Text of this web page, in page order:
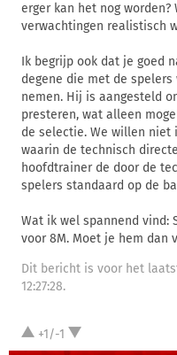
erger kan het nog
verwachtingen realistisch
Ik begrijp ook dat je goed
degene die met de
nemen. Hij is aangesteld
presteren, wat alleen
de selectie. We willen
waarin de technisch
hoofdtrainer de door de
spelers standaard op de
Wat ik wel spannend vind:
voor 8M. Moet je hem dan
Dit bericht is voor het
12:27:28.
+1/-1